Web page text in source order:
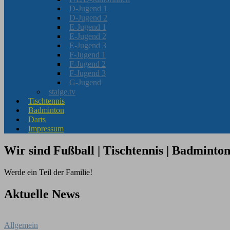
D-Jugend 1
D-Jugend 2
E-Jugend 1
E-Jugend 2
E-Jugend 3
F-Jugend 1
F-Jugend 2
F-Jugend 3
G-Jugend
staige.tv
Tischtennis
Badminton
Darts
Impressum
Wir sind Fußball | Tischtennis |
Werde ein Teil der Familie!
Aktuelle News
Allgemein